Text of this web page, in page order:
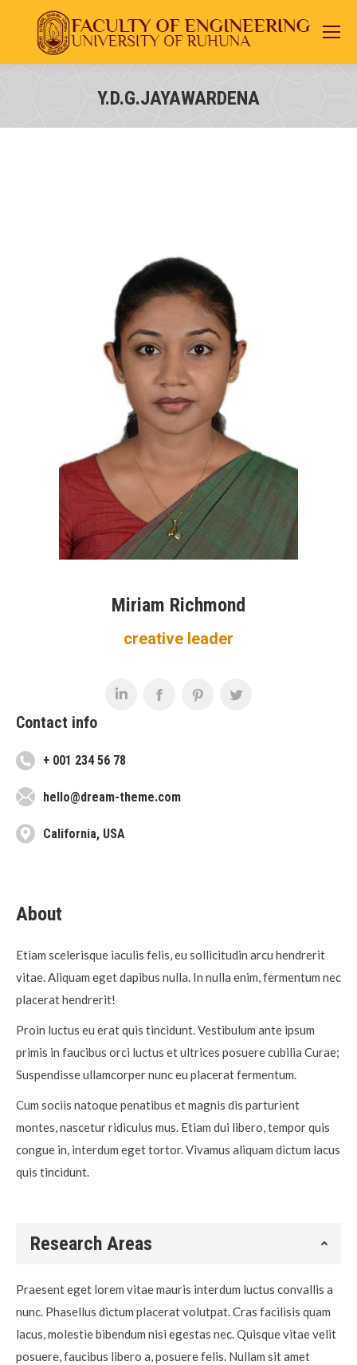
You are here:
Y.D.G.JAYAWARDENA
Miriam Richmond
creative leader
Contact info
+ 001 234 56 78
hello@dream-theme.com
California, USA
About
Etiam scelerisque iaculis felis, eu sollicitudin arcu hendrerit
vitae. Aliquam eget dapibus nulla. In nulla enim, fermentum nec
placerat hendrerit!
Proin luctus eu erat quis tincidunt. Vestibulum ante ipsum
primis in faucibus orci luctus et ultrices posuere cubilia Curae;
Suspendisse ullamcorper nunc eu placerat fermentum.
Cum sociis natoque penatibus et magnis dis parturient
montes, nascetur ridiculus mus. Etiam dui libero, tempor quis
congue in, interdum eget tortor. Vivamus aliquam dictum lacus
quis tincidunt.
Research Areas
Praesent eget lorem vitae mauris interdum luctus convallis a
nunc. Phasellus dictum placerat volutpat. Cras facilisis quam
lacus, molestie bibendum nisi egestas nec. Quisque vitae velit
posuere, faucibus libero a, posuere felis. Nullam sit amet